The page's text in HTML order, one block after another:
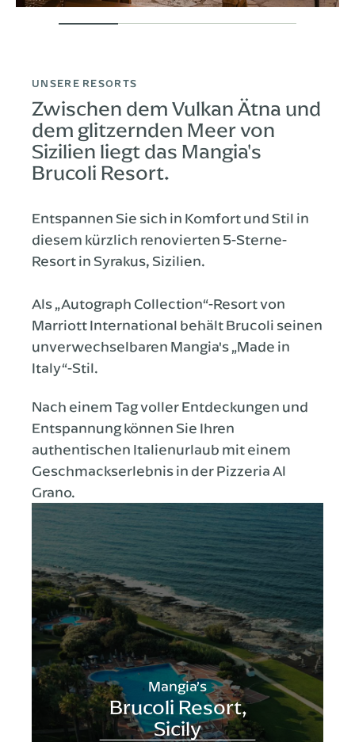
UNSERE RESORTS
Zwischen dem Vulkan Ätna und
dem glitzernden Meer von
Sizilien liegt das Mangia's
Brucoli Resort.
Entspannen Sie sich in Komfort und Stil in
diesem kürzlich renovierten 5-Sterne-
Resort in Syrakus, Sizilien.
Als „Autograph Collection“-Resort von
Marriott International behält Brucoli seinen
unverwechselbaren Mangia's „Made in
Italy“-Stil.
Nach einem Tag voller Entdeckungen und
Entspannung können Sie Ihren
authentischen Italienurlaub mit einem
Geschmackserlebnis in der Pizzeria Al
Grano.
Mangia’s
Brucoli Resort,
Sicily